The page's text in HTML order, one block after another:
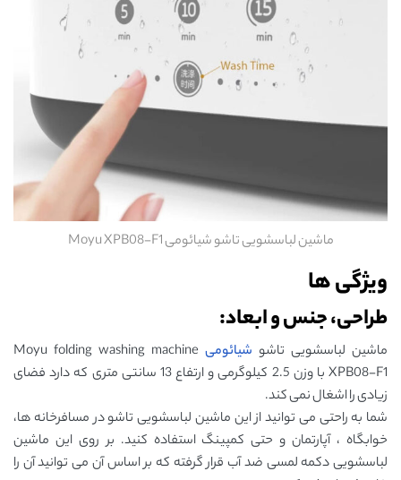
ماشین لباسشویی تاشو شیائومی Moyu XPB08-F1
ویژگی ها
طراحی، جنس و ابعاد:
ماشین لباسشویی تاشو شیائومی Moyu folding washing machine
XPB08-F1 با وزن 2.5 کیلوگرمی و ارتفاع 13 سانتی متری که دارد فضای
زیادی را اشغال نمی کند.
شما به راحتی می توانید از این ماشین لباسشویی تاشو در مسافرخانه ها،
خوابگاه ، آپارتمان و حتی کمپینگ استفاده کنید. بر روی این ماشین
لباسشویی دکمه لمسی ضد آب قرار گرفته که بر اساس آن می توانید آن را